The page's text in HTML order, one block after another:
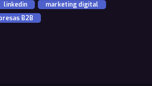
linkedin marketing digital
B2B